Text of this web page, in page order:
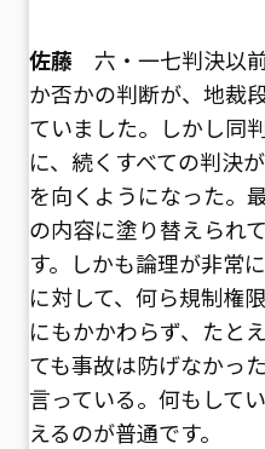
佐藤六・一七判決以前
か否かの判断が、地裁
ていました。しかし同
に、続くすべての判決
を向くようになった。
の内容に塗り替えられ
す。しかも論理が非常
に対して、何ら規制権
にもかかわらず、たと
ても事故は防げなかっ
言っている。何もして
えるのが普通です。